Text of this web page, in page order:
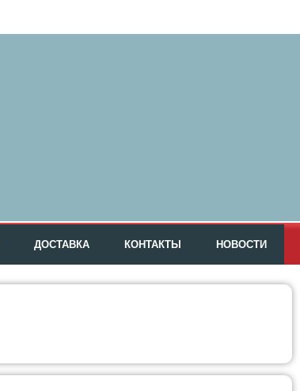
ДОСТАВКА КОНТАКТЫ НОВОСТИ